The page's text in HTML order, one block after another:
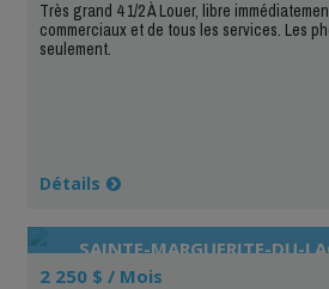
Très grand 4 1/2 À Louer, libre
commerciaux et de tous les services. Les
seulement.
Détails
SAINTE-MARGUERITE-DU-
2 250 $ / Mois